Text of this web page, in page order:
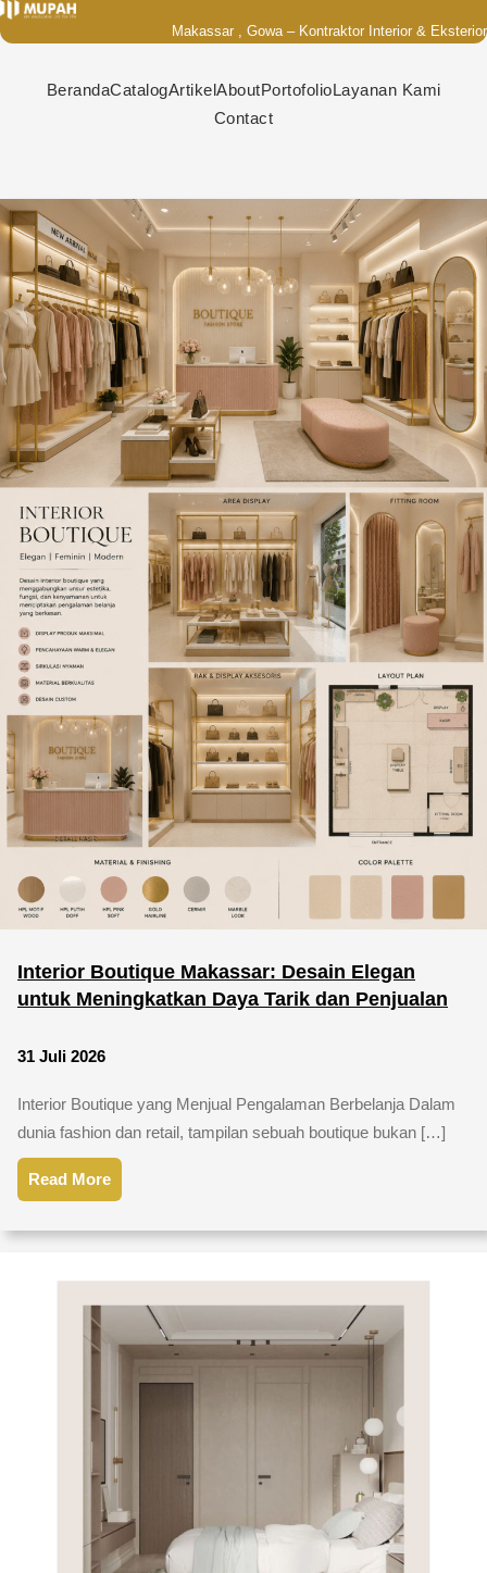
Lewati
ke
konten
Makassar , Gowa – Kontraktor Interior & Eksterior
BerandaCatalogArtikelAboutPortofolioLayanan Kami
Contact
Interior Boutique Makassar: Desain Elegan
untuk Meningkatkan Daya Tarik dan Penjualan
31 Juli 2026
Interior Boutique yang Menjual Pengalaman Berbelanja Dalam
dunia fashion dan retail, tampilan sebuah boutique bukan […]
Read More